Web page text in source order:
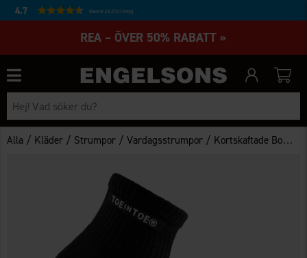
4.7 Baserat på 27231 betyg
REA – ÖVER 50% RABATT »
Alla / Kläder / Strumpor /Vardagsstrumpor / Kortskaftade Bomullsstrumpor ToeInToe®